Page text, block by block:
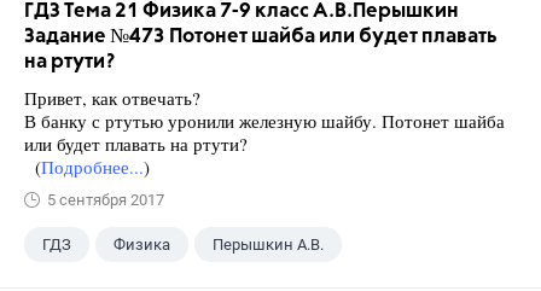
ГДЗ Тема 21 Физика 7-9 класс А.В.Перышкин
Задание №473 Потонет шайба или будет плавать
на ртути?
Привет, как отвечать?
В банку с ртутью уронили железную шайбу. По­тонет шайба
или будет плавать на ртути?
(Подробнее...)
5 сентября 2017
ГДЗ Физика Перышкин А.В.